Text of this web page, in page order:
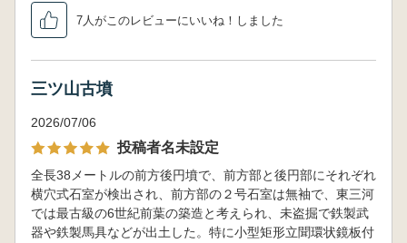
7人がこのレビューにいいね！しました
三ツ山古墳
2026/07/06
投稿者名未設定
全長38メートルの前方後円墳で、前方部と後円部にそれぞれ
横穴式石室が検出され、前方部の２号石室は無袖で、東三河
では最古級の6世紀前葉の築造と考えられ、未盗掘で鉄製武
器や鉄製馬具などが出土した。特に小型矩形立聞環状鏡板付